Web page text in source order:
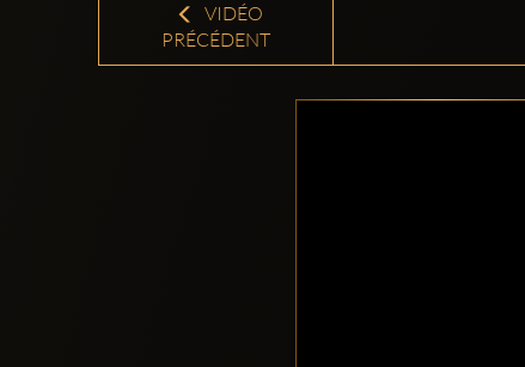
VIDÉO
PRÉCÉDENT